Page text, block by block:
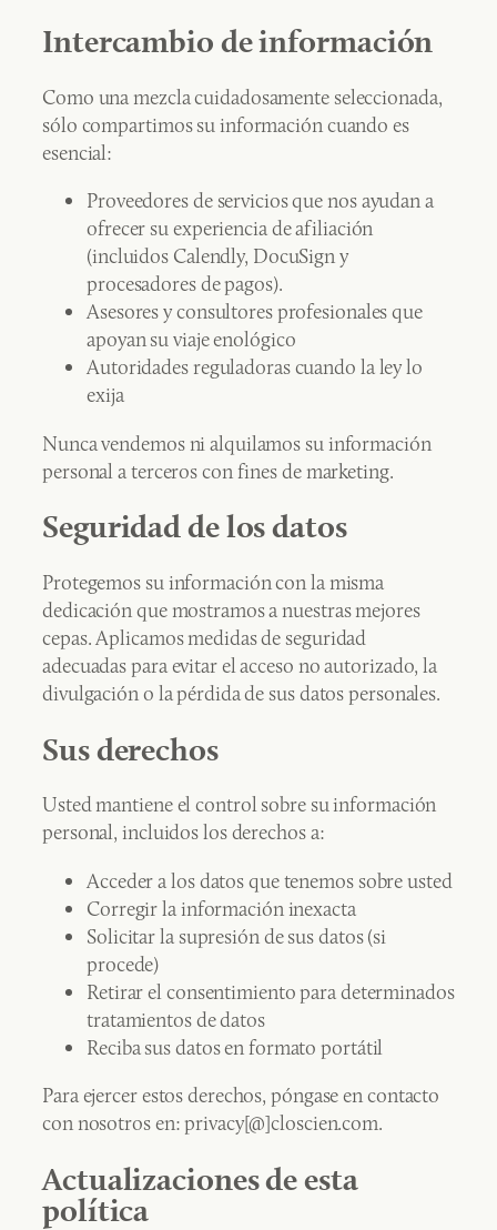
Intercambio de información
Como una mezcla cuidadosamente seleccionada,
sólo compartimos su información cuando es
esencial:
Proveedores de servicios que nos ayudan a
ofrecer su experiencia de afiliación
(incluidos Calendly, DocuSign y
procesadores de pagos).
Asesores y consultores profesionales que
apoyan su viaje enológico
Autoridades reguladoras cuando la ley lo
exija
Nunca vendemos ni alquilamos su información
personal a terceros con fines de marketing.
Seguridad de los datos
Protegemos su información con la misma
dedicación que mostramos a nuestras mejores
cepas. Aplicamos medidas de seguridad
adecuadas para evitar el acceso no autorizado, la
divulgación o la pérdida de sus datos personales.
Sus derechos
Usted mantiene el control sobre su información
personal, incluidos los derechos a:
Acceder a los datos que tenemos sobre usted
Corregir la información inexacta
Solicitar la supresión de sus datos (si
procede)
Retirar el consentimiento para determinados
tratamientos de datos
Reciba sus datos en formato portátil
Para ejercer estos derechos, póngase en contacto
con nosotros en: privacy[@]closcien.com.
Actualizaciones de esta
política